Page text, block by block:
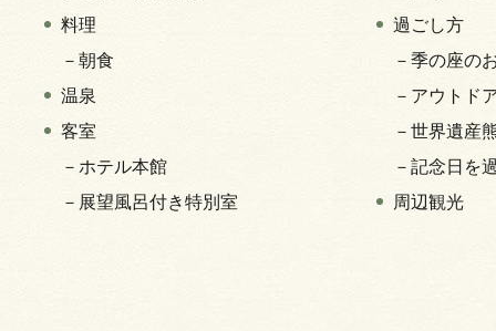
料理
－朝食
温泉
客室
－ホテル本館
－展望風呂付き特別室
過ごし方
－季の座の
－アウトド
－世界遺産
－記念日を
周辺観光